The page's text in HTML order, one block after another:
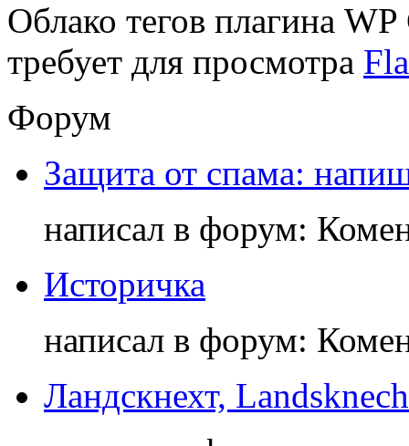
Облако тегов плагина
требует для просмотра
Форум
Защита от спама:
написал в форум:
Историчка
написал в форум:
Ландскнехт,